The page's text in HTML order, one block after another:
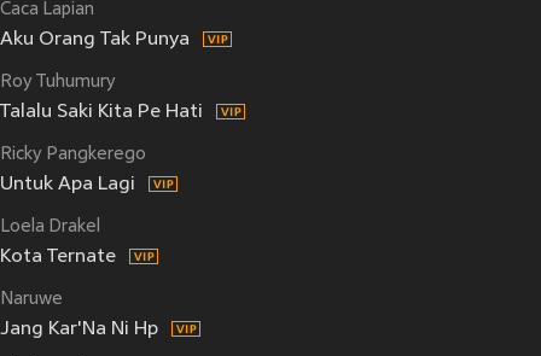
Caca Lapian
Aku Orang Tak Punya
Roy Tuhumury
Talalu Saki Kita Pe Hati
Ricky Pangkerego
Untuk Apa Lagi
Loela Drakel
Kota Ternate
Naruwe
Jang Kar'Na Ni Hp